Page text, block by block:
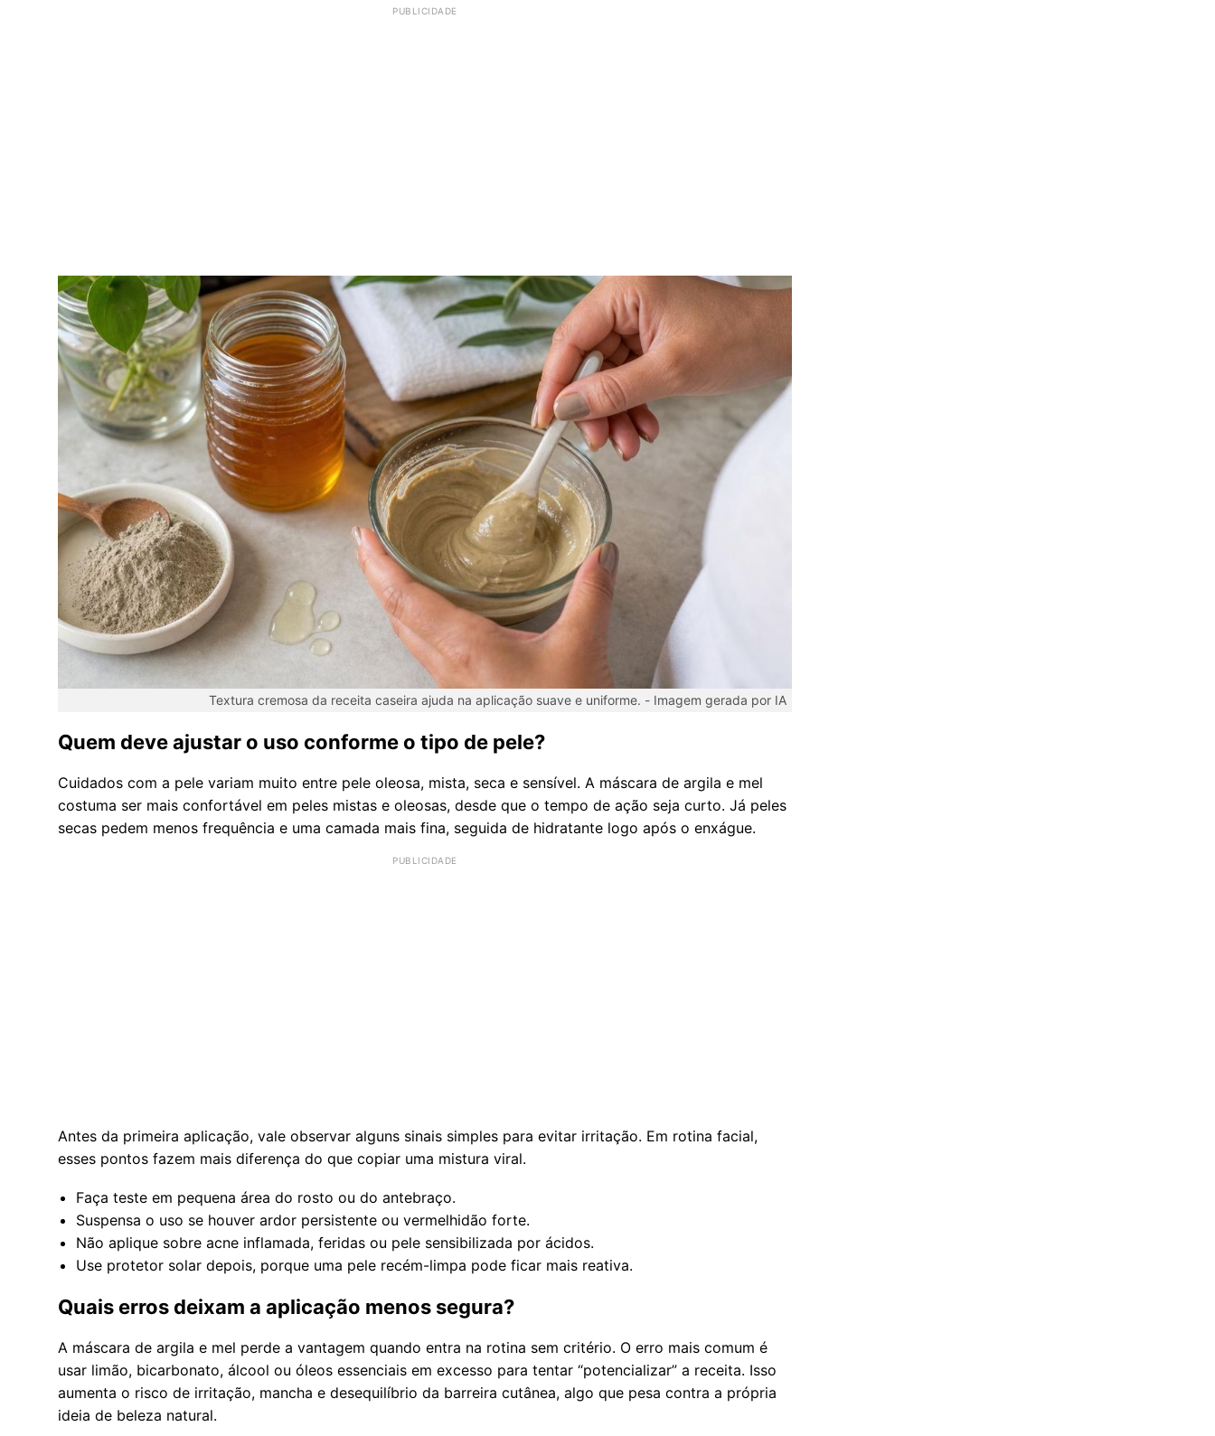
Textura cremosa da receita caseira ajuda na aplicação suave e uniforme. - Imagem gerada por IA
Quem deve ajustar o uso conforme o tipo de pele?
Cuidados com a pele variam muito entre pele oleosa, mista, seca e sensível. A máscara de argila e mel
costuma ser mais confortável em peles mistas e oleosas, desde que o tempo de ação seja curto. Já peles
secas pedem menos frequência e uma camada mais fina, seguida de hidratante logo após o enxágue.
Antes da primeira aplicação, vale observar alguns sinais simples para evitar irritação. Em rotina facial,
esses pontos fazem mais diferença do que copiar uma mistura viral.
Faça teste em pequena área do rosto ou do antebraço.
Suspensa o uso se houver ardor persistente ou vermelhidão forte.
Não aplique sobre acne inflamada, feridas ou pele sensibilizada por ácidos.
Use protetor solar depois, porque uma pele recém-limpa pode ficar mais reativa.
Quais erros deixam a aplicação menos segura?
A máscara de argila e mel perde a vantagem quando entra na rotina sem critério. O erro mais comum é
usar limão, bicarbonato, álcool ou óleos essenciais em excesso para tentar “potencializar” a receita. Isso
aumenta o risco de irritação, mancha e desequilíbrio da barreira cutânea, algo que pesa contra a própria
ideia de beleza natural.